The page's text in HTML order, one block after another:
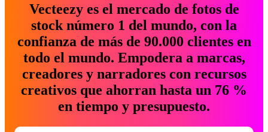
Vecteezy es el mercado de fotos de
stock número 1 del mundo, con la
confianza de más de 90.000 clientes en
todo el mundo. Empodera a marcas,
creadores y narradores con recursos
creativos que ahorran hasta un 76 %
en tiempo y presupuesto.